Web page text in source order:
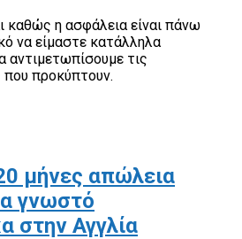
καθώς η ασφάλεια είναι πάνω
να είμαστε κατάλληλα
αντιμετωπίσουμε τις
που προκύπτουν.
μήνες απώλεια
γνωστό
στην Αγγλία